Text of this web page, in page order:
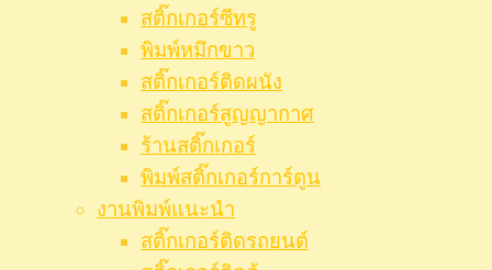
สติ๊กเกอร์ซีทรู
พิมพ์หมึกขาว
สติ๊กเกอร์ติดผนัง
สติ๊กเกอร์สูญญากาศ
ร้านสติ๊กเกอร์
พิมพ์สติ๊กเกอร์การ์ตูน
งานพิมพ์แนะนำ
สติ๊กเกอร์ติดรถยนต์